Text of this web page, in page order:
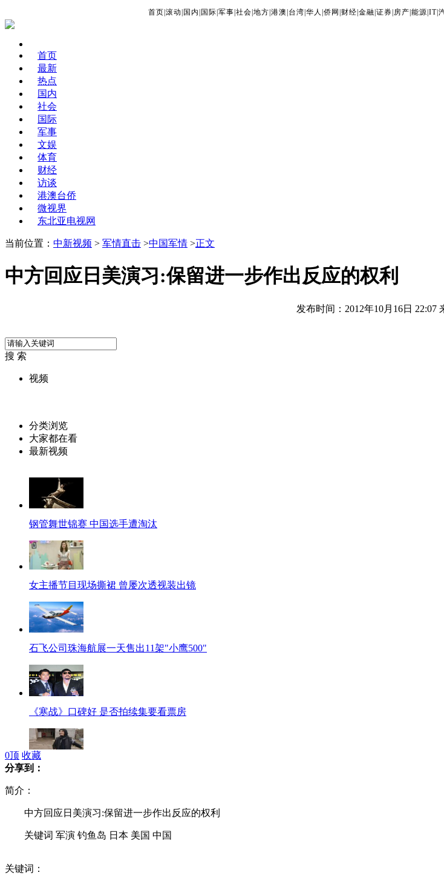
首页 滚动 国内 国际 军事 社会 地方 港澳 台湾 华人 侨网 财经 金融 证券 房产 能源 IT|
首页
最新
热点
国内
社会
国际
军事
文娱
体育
财经
访谈
港澳台侨
微视界
东北亚电视网
当前位置： 中新视频 > 军情直击 >中国军情 >正文
中方回应日美演习:保留进一步作出反应的权利
发布时间：2012年10月16日 22:07
搜 索
视频
分类浏览
大家都在看
最新视频
钢管舞世锦赛 中国选手遭淘汰
女主播节目现场撕裙 曾屡次透视装出镜
石飞公司珠海航展一天售出11架"小鹰500"
《寒战》口碑好 是否拍续集要看票房
俄罗斯老奶奶手刃恶狼惊煞众人
武直10亮相航展 空战性能超阿帕奇
0顶 收藏
分享到：
简介：
中方回应日美演习:保留进一步作出反应的权利
关键词 军演 钓鱼岛 日本 美国 中国
关键词：